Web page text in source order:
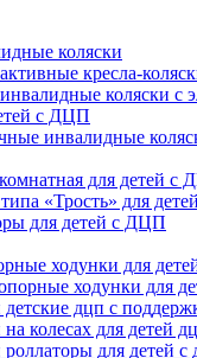
коляски
кресла-
коляски с
с ДЦП
инвалидные
для детей с
«Трость» для
для детей с ДЦП
ходунки для
ходунки для
дцп с
колесах для детей
для детей с